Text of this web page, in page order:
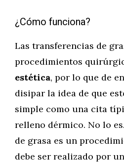
¿Cómo funciona?
Las transferencias de
procedimientos
estética, por lo que de
disipar la idea de que
simple como una cita
relleno dérmico. No lo
de grasa es un
debe ser realizado por